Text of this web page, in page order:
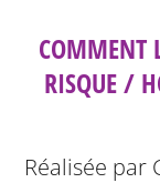
COMMENT
RISQUE /
Réalisée par